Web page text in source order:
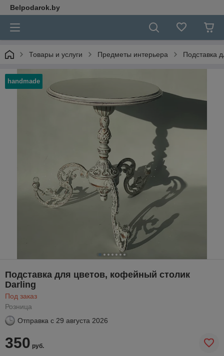
Belpodarok.by
Товары и услуги Предметы интерьера Подставка
handmade
Подставка для цветов, кофейный столик
Darling
Под заказ
Розница
Отправка с 29 августа 2026
350 руб.